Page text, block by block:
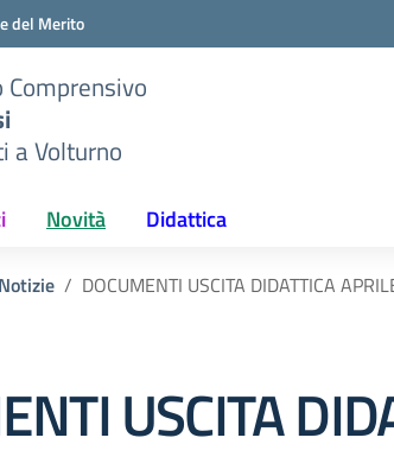
del Merito
a Volturno
Novità Didattica
Notizie DOCUMENTI USCITA DIDATTICA
USCITA